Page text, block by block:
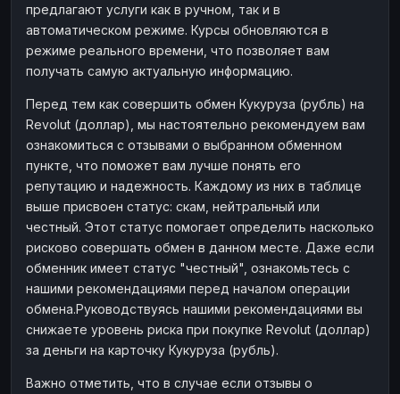
Наличные RUB
Наличные USD
Наличные KZT
Наличные
Наличные
Наличные
предлагают услуги как в ручном, так и в
автоматическом режиме. Курсы обновляются в
режиме реального времени, что позволяет вам
получать самую актуальную информацию.
Перед тем как совершить обмен Кукуруза (рубль) на
Revolut (доллар), мы настоятельно рекомендуем вам
ознакомиться с отзывами о выбранном обменном
пункте, что поможет вам лучше понять его
репутацию и надежность. Каждому из них в таблице
выше присвоен статус: скам, нейтральный или
честный. Этот статус помогает определить насколько
рисково совершать обмен в данном месте. Даже если
обменник имеет статус "честный", ознакомьтесь с
нашими рекомендациями перед началом операции
обмена.Руководствуясь нашими рекомендациями вы
снижаете уровень риска при покупке Revolut (доллар)
за деньги на карточку Кукуруза (рубль).
Важно отметить, что в случае если отзывы о